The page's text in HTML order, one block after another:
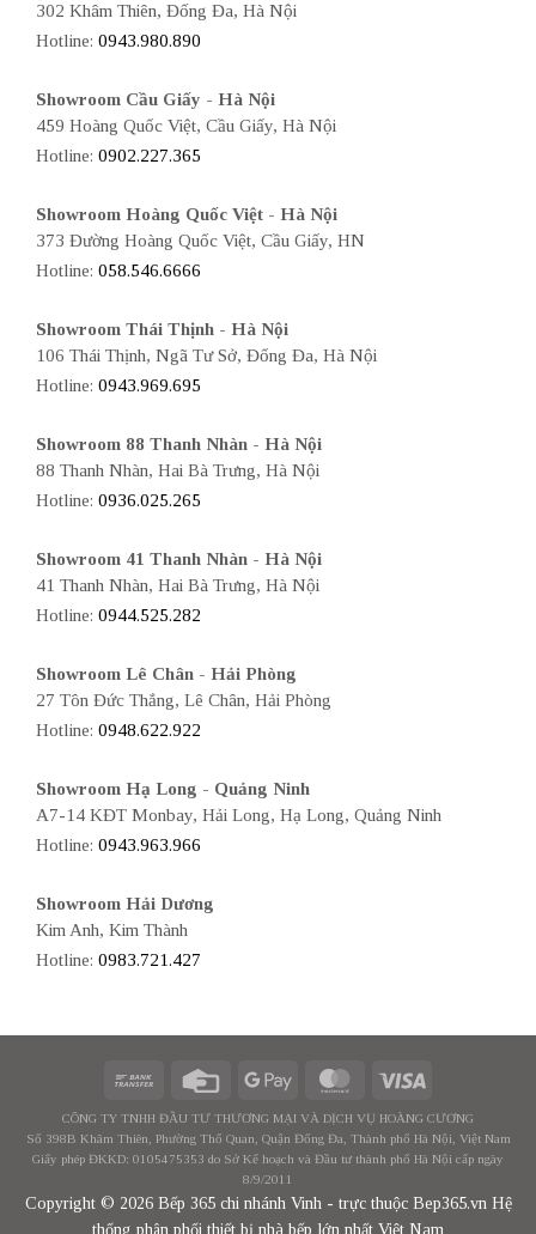
302 Khâm Thiên, Đống Đa, Hà Nội
Hotline: 0943.980.890
Showroom Cầu Giấy - Hà Nội
459 Hoàng Quốc Việt, Cầu Giấy, Hà Nội
Hotline: 0902.227.365
Showroom Hoàng Quốc Việt - Hà Nội
373 Đường Hoàng Quốc Việt, Cầu Giấy, HN
Hotline: 058.546.6666
Showroom Thái Thịnh - Hà Nội
106 Thái Thịnh, Ngã Tư Sở, Đống Đa, Hà Nội
Hotline: 0943.969.695
Showroom 88 Thanh Nhàn - Hà Nội
88 Thanh Nhàn, Hai Bà Trưng, Hà Nội
Hotline: 0936.025.265
Showroom 41 Thanh Nhàn - Hà Nội
41 Thanh Nhàn, Hai Bà Trưng, Hà Nội
Hotline: 0944.525.282
Showroom Lê Chân - Hải Phòng
27 Tôn Đức Thắng, Lê Chân, Hải Phòng
Hotline: 0948.622.922
Showroom Hạ Long - Quảng Ninh
A7-14 KĐT Monbay, Hải Long, Hạ Long, Quảng Ninh
Hotline: 0943.963.966
Showroom Hải Dương
Kim Anh, Kim Thành
Hotline: 0983.721.427
CÔNG TY TNHH ĐẦU TƯ THƯƠNG MẠI VÀ DỊCH VỤ HOÀNG CƯƠNG
Số 398B Khâm Thiên, Phường Thổ Quan, Quận Đống Đa, Thành phố Hà Nội, Việt Nam
Giấy phép ĐKKD: 0105475353 do Sở Kế hoạch và Đầu tư thành phố Hà Nội cấp ngày
8/9/2011
Copyright © 2026 Bếp 365 chi nhánh Vinh - trực thuộc Bep365.vn Hệ
thống phân phối thiết bị nhà bếp lớn nhất Việt Nam